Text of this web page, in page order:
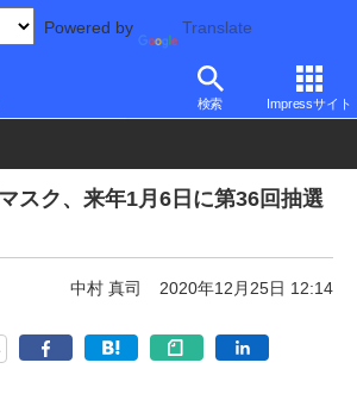
Powered by Translate
検索 Impressサイト
スク、来年1月6日に第36回抽選
中村 真司 2020年12月25日 12:14